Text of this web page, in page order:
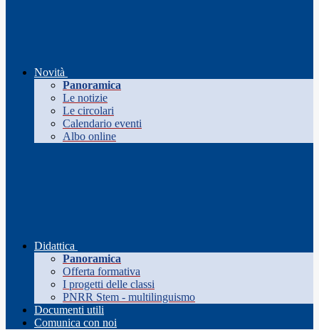
Novità
Panoramica
Le notizie
Le circolari
Calendario eventi
Albo online
Didattica
Panoramica
Offerta formativa
I progetti delle classi
PNRR Stem - multilinguismo
Documenti utili
Comunica con noi